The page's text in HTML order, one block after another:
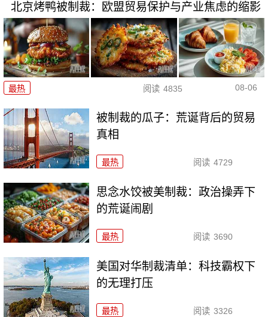
北京烤鸭被制裁：欧盟贸易保护与产业焦虑的缩影
最热 阅读 4835 08-06
被制裁的瓜子：荒诞背后的贸易
真相
最热 阅读 4729
思念水饺被美制裁：政治操弄下
的荒诞闹剧
最热 阅读 3690
美国对华制裁清单：科技霸权下
的无理打压
最热 阅读 3326